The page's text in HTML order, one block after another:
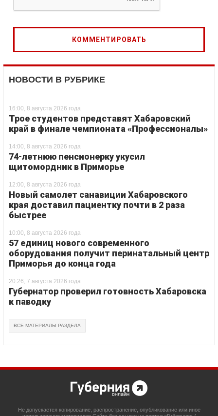
НОВОСТИ В РУБРИКЕ
16:00, 8 августа 2026 года
Трое студентов представят Хабаровский
край в финале чемпионата «Профессионалы»
14:00, 8 августа 2026 года
74-летнюю пенсионерку укусил
щитомордник в Приморье
12:00, 8 августа 2026 года
Новый самолет санавиции Хабаровского
края доставил пациентку почти в 2 раза
быстрее
10:00, 8 августа 2026 года
57 единиц нового современного
оборудования получит перинатальный центр
Приморья до конца года
20:26, 7 августа 2026 года
Губернатор проверил готовность Хабаровска
к паводку
ВСЕ МАТЕРИАЛЫ РАЗДЕЛА
Не допускается копирование, распространение, опубликование или иное